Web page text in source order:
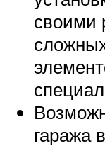
своими
гаража